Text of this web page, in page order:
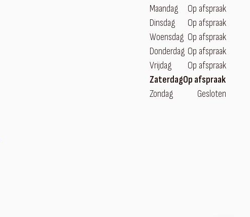
Maandag
Op afspraak
Dinsdag
Op afspraak
Woensdag Op afspraak
Donderdag Op afspraak
Vrijdag
Op afspraak
ZaterdagOp afspraak
Zondag
Gesloten